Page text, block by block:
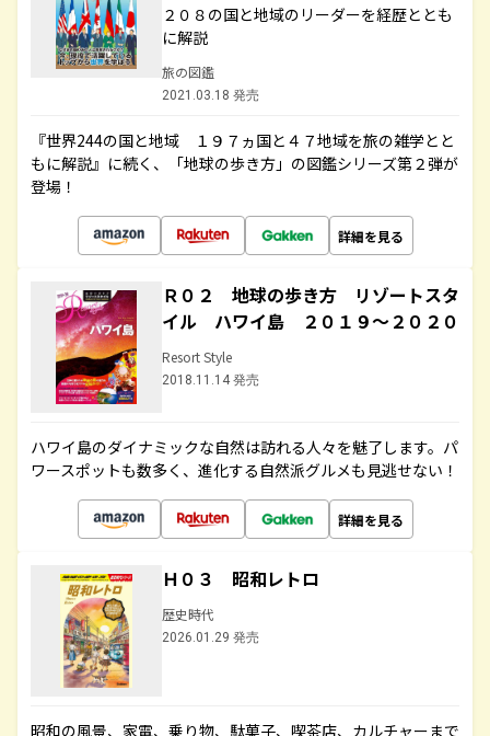
２０８の国と地域のリーダーを経歴ととも
に解説
旅の図鑑
2021.03.18 発売
『世界244の国と地域 １９７ヵ国と４７地域を旅の雑学とと
もに解説』に続く、「地球の歩き方」の図鑑シリーズ第２弾が
登場！
詳細を見る
Ｒ０２ 地球の歩き方 リゾートスタ
イル ハワイ島 ２０１９～２０２０
Resort Style
2018.11.14 発売
ハワイ島のダイナミックな自然は訪れる人々を魅了します。パ
ワースポットも数多く、進化する自然派グルメも見逃せない！
詳細を見る
Ｈ０３ 昭和レトロ
歴史時代
2026.01.29 発売
昭和の風景、家電、乗り物、駄菓子、喫茶店、カルチャーまで